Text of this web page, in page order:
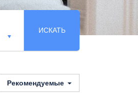
ИСКАТЬ
Рекомендуемые